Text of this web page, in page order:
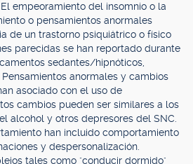
empeoramiento del insomnio o la
o pensamientos anormales
de un trastorno psiquiátrico o físico
parecidas se han reportado durante
sedantes/hipnóticos,
anormales y cambios
asociado con el uso de
cambios pueden ser similares a los
alcohol y otros depresores del SNC.
han incluido comportamiento
y despersonalización.
tales como "conducir dormido"